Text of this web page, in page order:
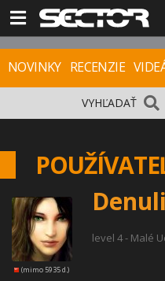
NOVINKY RECENZIE
VYHĽADAŤ
(mimo 5935 d.)
level 4 - Malé